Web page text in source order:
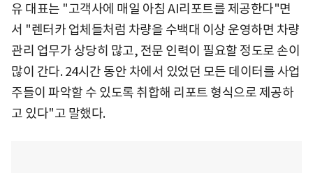
유 대표는 "고객사에 매일 아침 AI리포트를 제공한다"면
서 "렌터카 업체들처럼 차량을 수백대 이상 운영하면 차량
관리 업무가 상당히 많고, 전문 인력이 필요할 정도로 손이
많이 간다. 24시간 동안 차에서 있었던 모든 데이터를 사업
주들이 파악할 수 있도록 취합해 리포트 형식으로 제공하
고 있다"고 말했다.